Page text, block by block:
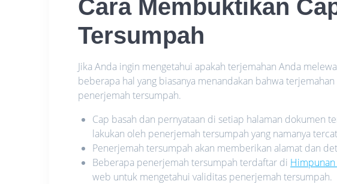
Cara Membuktikan
Tersumpah
Jika Anda ingin mengetahui apakah terjemahan Anda
beberapa hal yang biasanya menandakan bahwa
penerjemah tersumpah.
Cap basah dan pernyataan di setiap halaman dokumen
lakukan oleh penerjemah tersumpah yang namanya
Penerjemah tersumpah akan memberikan alamat dan
Beberapa penerjemah tersumpah terdaftar di
web untuk mengetahui validitas penerjemah tersumpah.